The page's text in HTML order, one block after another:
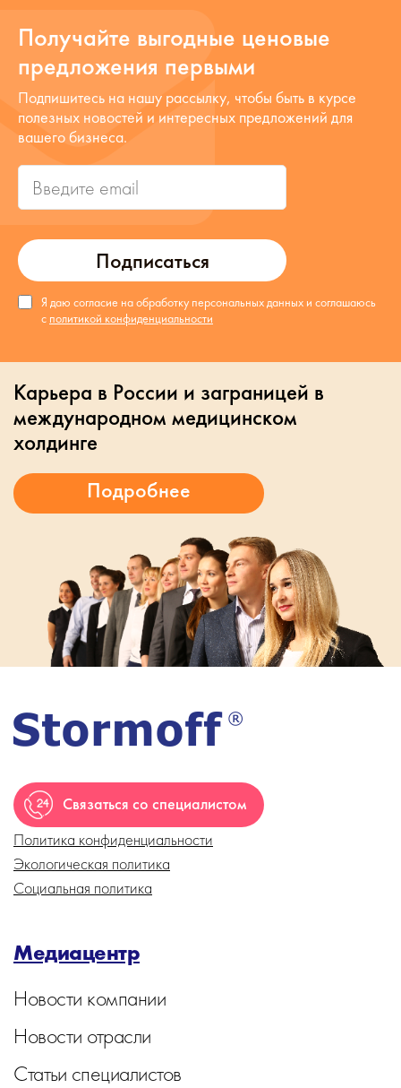
Получайте выгодные ценовые
предложения первыми
Подписаться
Подпишитесь на нашу рассылку, чтобы быть в курсе
полезных новостей и интересных предложений для
вашего бизнеса.
Я даю согласие на обработку персональных данных и соглашаюсь
с политикой конфиденциальности
Карьера в России и заграницей в
международном медицинском
холдинге
Связаться со специалистом
Политика конфиденциальности
Экологическая политика
Социальная политика
Медиацентр
Новости компании
Новости отрасли
Статьи специалистов